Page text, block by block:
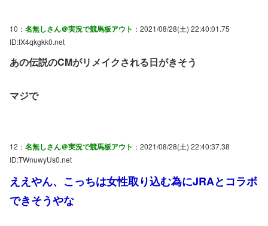
10： 名無しさん＠実況で競馬板アウト ：2021/08/28(土) 22:40:01.75
ID:tX4qkgkk0.net
あの伝説のCMがリメイクされる日がきそう
マジで
12： 名無しさん＠実況で競馬板アウト ：2021/08/28(土) 22:40:37.38
ID:TWnuwyUs0.net
ええやん、こっちは女性取り込む為にJRAとコラボ
できそうやな